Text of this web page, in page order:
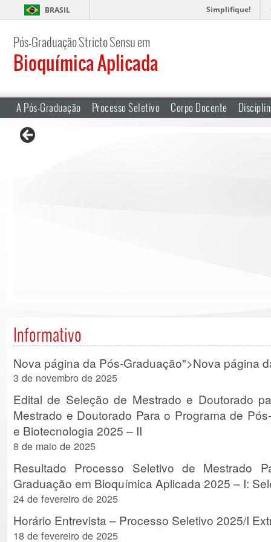
BRASIL Simplifique!
Pós-Graduação Stricto Sensu em
Bioquímica Aplicada
A Pós-Graduação Processo Seletivo Corpo Docente
Informativo
Nova página da Pós-Graduação">Nova página
3 de novembro de 2025
Edital de Seleção de Mestrado e Doutorado
Mestrado e Doutorado Para o Programa de
e Biotecnologia 2025 – II
8 de maio de 2025
Resultado Processo Seletivo de Mestrado
Graduação em Bioquímica Aplicada 2025 – I:
24 de fevereiro de 2025
Horário Entrevista – Processo Seletivo 2025/I
18 de fevereiro de 2025